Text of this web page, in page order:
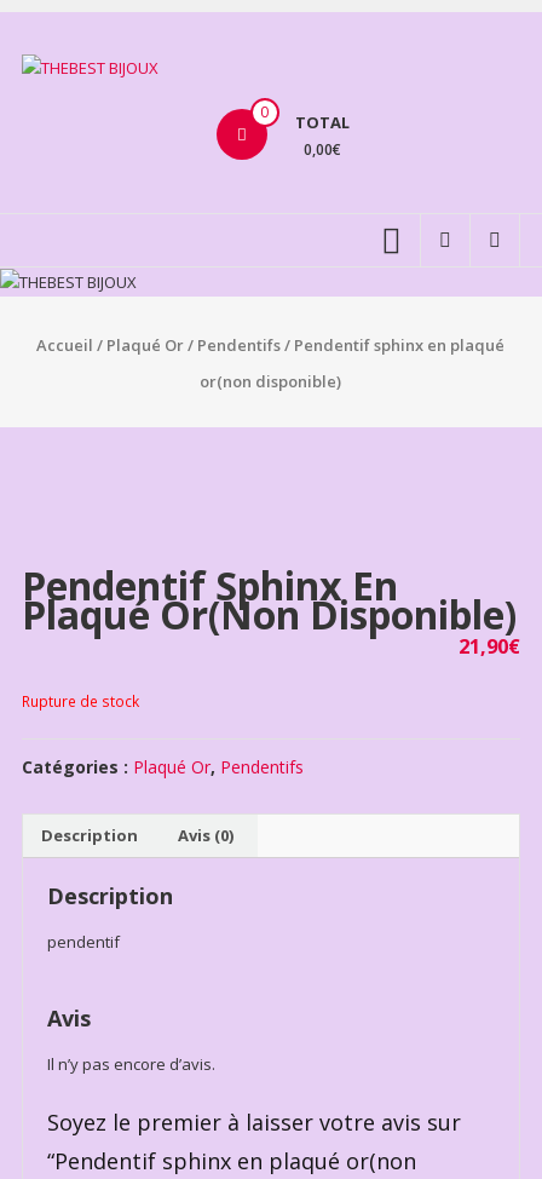
Aller
contenu
BIJOUX
0 TOTAL
0,00€
Accueil / Plaqué Or/ Pendentifs/ Pendentif sphinx en plaqué
or(non disponible)
Pendentif Sphinx En
Plaqué Or(non Disponible)
21,90€
Rupture de stock
Catégories : Plaqué Or, Pendentifs
Description Avis (0)
Description
pendentif
Avis
Il n’y pas encore d’avis.
Soyez le premier à laisser votre avis sur
“Pendentif sphinx en plaqué or(non